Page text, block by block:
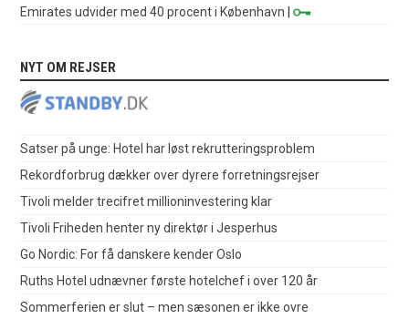
Emirates udvider med 40 procent i København |
NYT OM REJSER
Satser på unge: Hotel har løst rekrutteringsproblem
Rekordforbrug dækker over dyrere forretningsrejser
Tivoli melder trecifret millioninvestering klar
Tivoli Friheden henter ny direktør i Jesperhus
Go Nordic: For få danskere kender Oslo
Ruths Hotel udnævner første hotelchef i over 120 år
Sommerferien er slut – men sæsonen er ikke ovre